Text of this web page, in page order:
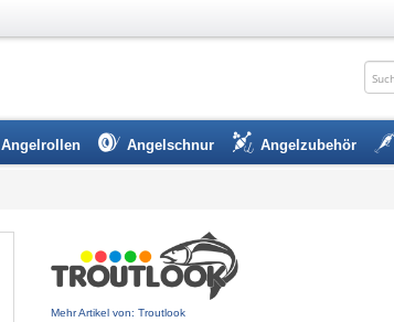
Angelrollen Angelschnur Angelzubehör
Mehr Artikel von: Troutlook